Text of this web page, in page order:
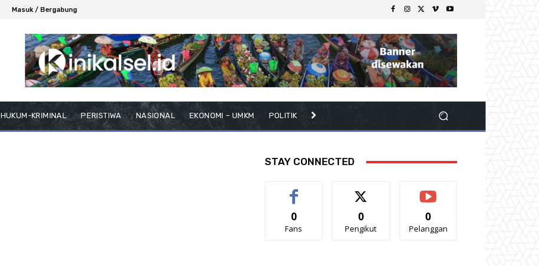
Masuk / Bergabung
HUKUM-KRIMINAL PERISTIWA NASIONAL EKONOMI – UMKM POLITIK
STAY CONNECTED
0
Fans
0
Pengikut
0
Pelanggan